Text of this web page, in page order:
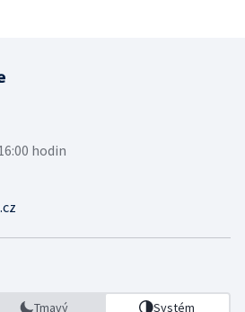
hodin
Tmavý Systém